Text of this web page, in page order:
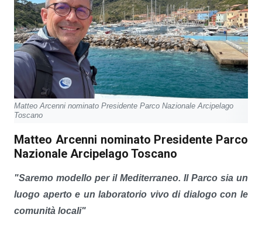
Matteo Arcenni nominato Presidente Parco Nazionale Arcipelago
Toscano
Matteo Arcenni nominato Presidente Parco
Nazionale Arcipelago Toscano
"Saremo modello per il Mediterraneo. Il Parco sia un
luogo aperto e un laboratorio vivo di dialogo con le
comunità locali"